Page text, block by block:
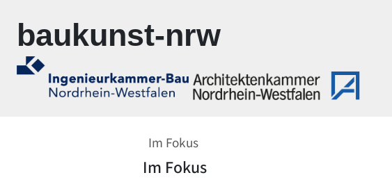
baukunst-nrw
Im Fokus
Im Fokus